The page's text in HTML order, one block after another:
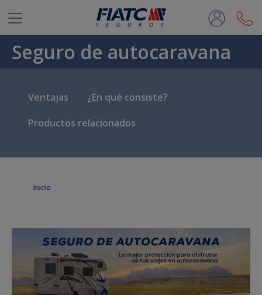
Saltar al contenido principal
Seguro de autocaravana
Ventajas
¿En qué consiste?
Productos relacionados
Inicio